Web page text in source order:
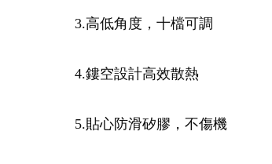
3.高低角度，十檔可調
4.鏤空設計高效散熱
5.貼心防滑矽膠，不傷機